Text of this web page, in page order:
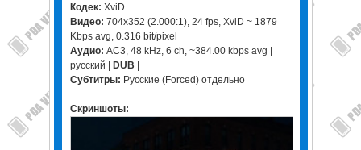
Кодек: XviD
Видео: 704x352 (2.000:1), 24 fps, XviD ~ 1879
Kbps avg, 0.316 bit/pixel
Аудио: AC3, 48 kHz, 6 ch, ~384.00 kbps avg |
русский | DUB |
Субтитры: Русские (Forced) отдельно
Скриншоты: